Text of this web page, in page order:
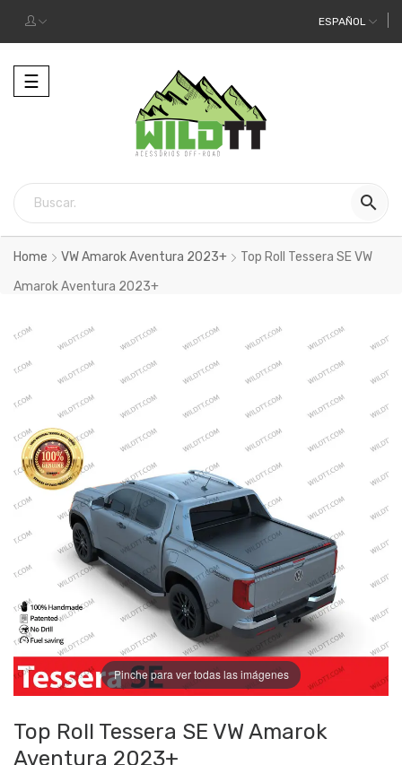
ESPAÑOL
Alternar
la
☰

Home VW Amarok Aventura 2023+
Top Roll Tessera SE VW
Amarok Aventura 2023+
Pinche para ver todas las imágenes
Top Roll Tessera SE VW Amarok
Aventura 2023+